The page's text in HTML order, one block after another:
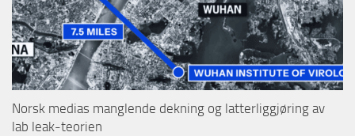
Norsk medias manglende dekning og latterliggjøring av
lab leak-teorien